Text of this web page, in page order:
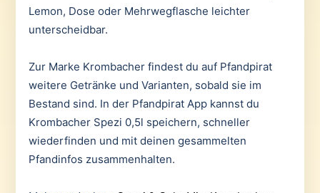
Lemon, Dose oder Mehrwegflasche leichter
unterscheidbar.
Zur Marke Krombacher findest du auf Pfandpirat
weitere Getränke und Varianten, sobald sie im
Bestand sind. In der Pfandpirat App kannst du
Krombacher Spezi 0,5l speichern, schneller
wiederfinden und mit deinen gesammelten
Pfandinfos zusammenhalten.